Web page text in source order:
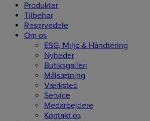
Produkter
Tilbehør
Reservedele
Om os
ESG, Miljø & Håndtering
Nyheder
Butiksgalleri
Målsætning
Værksted
Service
Medarbejdere
Kontakt os